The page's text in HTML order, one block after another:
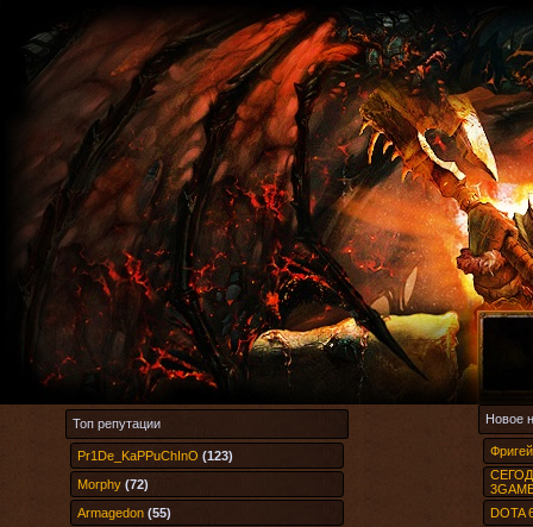
Топ репутации
Pr1De_KaPPuChInO (123)
Morphy (72)
Armagedon (55)
Новое
DOTA